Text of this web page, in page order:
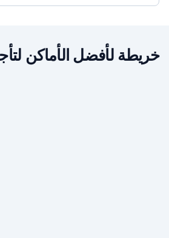
خريطة لأفضل الأماكن